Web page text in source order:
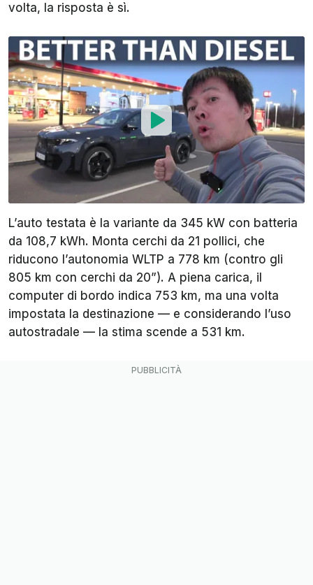
volta, la risposta è sì.
L’auto testata è la variante da 345 kW con batteria
da 108,7 kWh. Monta cerchi da 21 pollici, che
riducono l’autonomia WLTP a 778 km (contro gli
805 km con cerchi da 20”). A piena carica, il
computer di bordo indica 753 km, ma una volta
impostata la destinazione — e considerando l’uso
autostradale — la stima scende a 531 km.